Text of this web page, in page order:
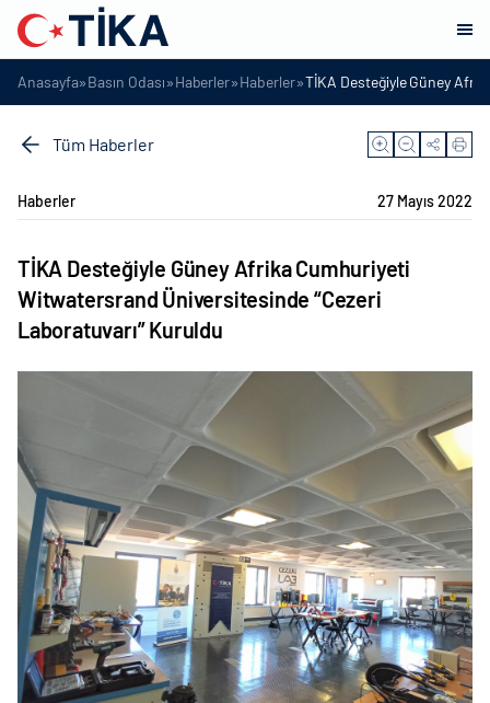
Anasayfa»Basın Odası»Haberler»Haberler»TİKA Desteğiyle Güney
Tüm Haberler
Haberler 27 Mayıs 2022
TİKA Desteğiyle Güney Afrika Cumhuriyeti
Witwatersrand Üniversitesinde “Cezeri
Laboratuvarı” Kuruldu